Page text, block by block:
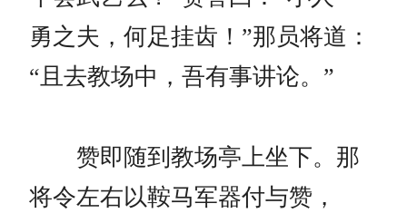
勇之夫，何足挂齿！”那员将道：
“且去教场中，吾有事讲论。”
赞即随到教场亭上坐下。那
将令左右以鞍马军器付与赞，